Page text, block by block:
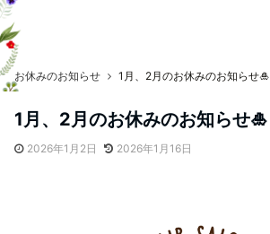
お休みのお知らせ 1月、2月のお休みのお知らせ🎍
1月、2月のお休みのお知らせ🎍
2026年1月2日 2026年1月16日